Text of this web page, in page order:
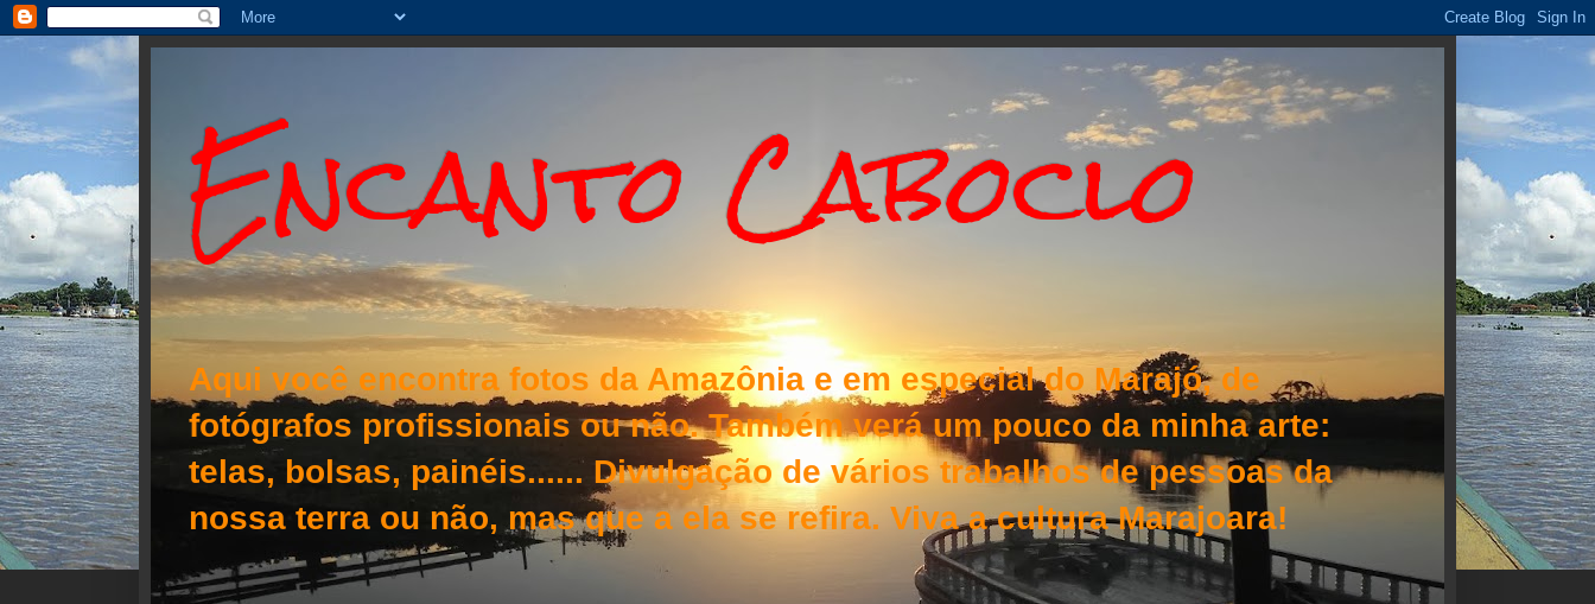
Encanto Caboclo
Aqui você encontra fotos da Amazônia e em especial do Marajó, de
fotógrafos profissionais ou não. Também verá um pouco da minha arte:
telas, bolsas, painéis...... Divulgação de vários trabalhos de pessoas da
nossa terra ou não, mas que a ela se refira. Viva a cultura Marajoara!